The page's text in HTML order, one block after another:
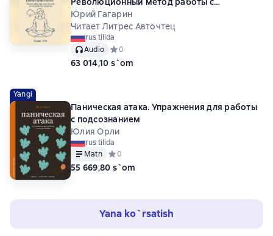
тревожностью
Юрий Гагарин
Читает Литрес Авточтец
rus tilida
Audio
Средний рейтинг 0 на основе 0 оценок
0
63 014,10 s`om
Yangi
Паническая атака. Упражнения для работы
с подсознанием
Юлия Орли
rus tilida
Matn
Средний рейтинг 0 на основе 0 оценок
0
55 669,80 s`om
Yana ko`rsatish